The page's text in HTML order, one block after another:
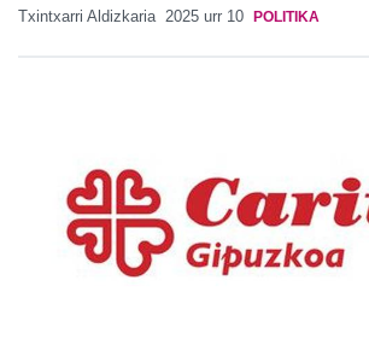
Txintxarri Aldizkaria 2025 urr 10 POLITIKA